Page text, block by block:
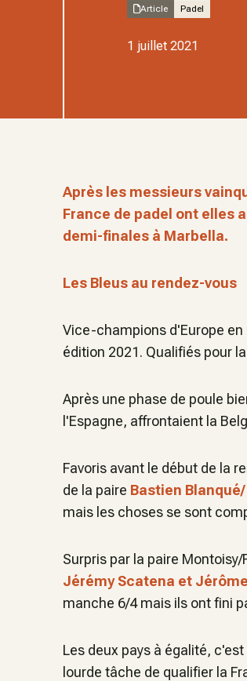
Article Padel
1 juillet 2021
Après les messieurs
France de padel ont elles
demi-finales à Marbella.
Les Bleus au rendez-vous
Vice-champions d'Europe
édition 2021. Qualifiés pour
Après une phase de poule
l'Espagne, affrontaient la
Favoris avant le début de la
de la paire Bastien
mais les choses se sont
Surpris par la paire
Jérémy Scatena et
manche 6/4 mais ils ont fini
Les deux pays à égalité, c'est
lourde tâche de qualifier la